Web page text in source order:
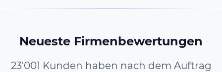
Neueste Firmenbewertungen
23'001 Kunden haben nach dem Auftrag